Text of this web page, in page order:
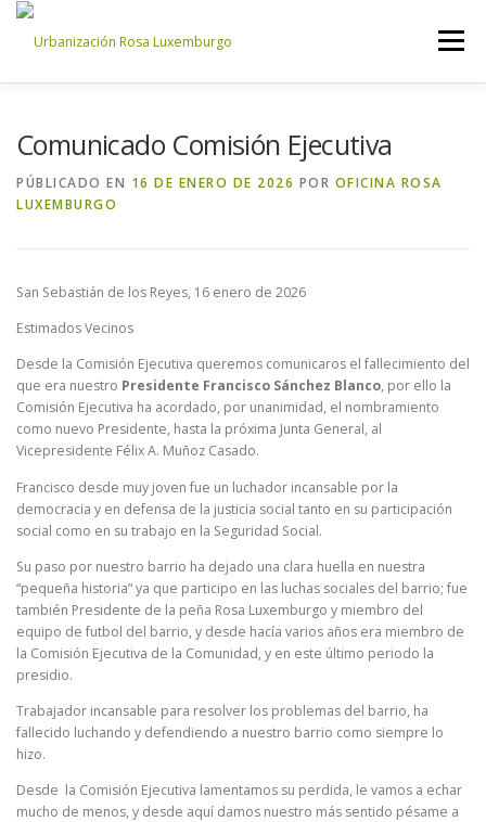
Saltar
contenido
Menú
ACCESO PROPIETARIOS
Comunicado Comisión Ejecutiva
PÚBLICADO EN 16 DE ENERO DE 2026 POR OFICINA ROSA
LUXEMBURGO
San Sebastián de los Reyes, 16 enero de 2026
Estimados Vecinos
Desde la Comisión Ejecutiva queremos comunicaros el fallecimiento del
que era nuestro Presidente Francisco Sánchez Blanco, por ello la
Comisión Ejecutiva ha acordado, por unanimidad, el nombramiento
como nuevo Presidente, hasta la próxima Junta General, al
Vicepresidente Félix A. Muñoz Casado.
Francisco desde muy joven fue un luchador incansable por la
democracia y en defensa de la justicia social tanto en su participación
social como en su trabajo en la Seguridad Social.
Su paso por nuestro barrio ha dejado una clara huella en nuestra
“pequeña historia” ya que participo en las luchas sociales del barrio; fue
también Presidente de la peña Rosa Luxemburgo y miembro del
equipo de futbol del barrio, y desde hacía varios años era miembro de
la Comisión Ejecutiva de la Comunidad, y en este último periodo la
presidio.
Trabajador incansable para resolver los problemas del barrio, ha
fallecido luchando y defendiendo a nuestro barrio como siempre lo
hizo.
Desde la Comisión Ejecutiva lamentamos su perdida, le vamos a echar
mucho de menos, y desde aquí damos nuestro más sentido pésame a